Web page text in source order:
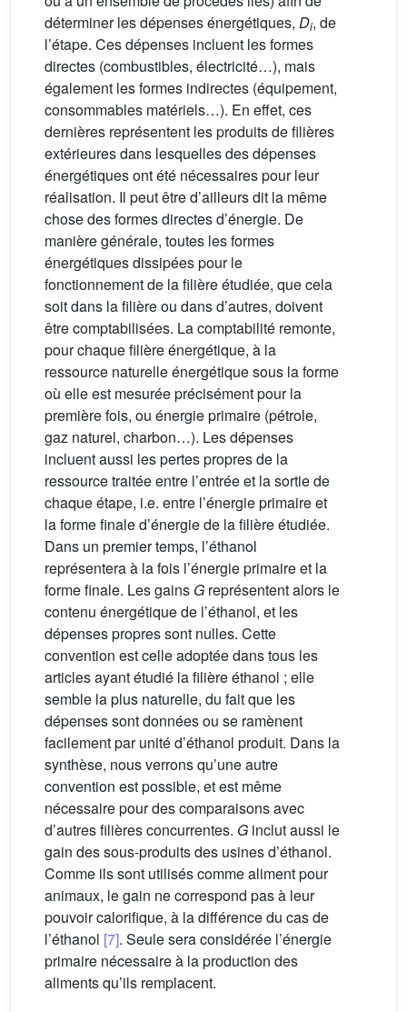
déterminer les dépenses énergétiques, Di, de
l’étape. Ces dépenses incluent les formes
directes (combustibles, électricité…), mais
également les formes indirectes (équipement,
consommables matériels…). En effet, ces
dernières représentent les produits de filières
extérieures dans lesquelles des dépenses
énergétiques ont été nécessaires pour leur
réalisation. Il peut être d’ailleurs dit la même
chose des formes directes d’énergie. De
manière générale, toutes les formes
énergétiques dissipées pour le
fonctionnement de la filière étudiée, que cela
soit dans la filière ou dans d’autres, doivent
être comptabilisées. La comptabilité remonte,
pour chaque filière énergétique, à la
ressource naturelle énergétique sous la forme
où elle est mesurée précisément pour la
première fois, ou énergie primaire (pétrole,
gaz naturel, charbon…). Les dépenses
incluent aussi les pertes propres de la
ressource traitée entre l’entrée et la sortie de
chaque étape, i.e. entre l’énergie primaire et
la forme finale d’énergie de la filière étudiée.
Dans un premier temps, l’éthanol
représentera à la fois l’énergie primaire et la
forme finale. Les gains G représentent alors le
contenu énergétique de l’éthanol, et les
dépenses propres sont nulles. Cette
convention est celle adoptée dans tous les
articles ayant étudié la filière éthanol ; elle
semble la plus naturelle, du fait que les
dépenses sont données ou se ramènent
facilement par unité d’éthanol produit. Dans la
synthèse, nous verrons qu’une autre
convention est possible, et est même
nécessaire pour des comparaisons avec
d’autres filières concurrentes. G inclut aussi le
gain des sous-produits des usines d’éthanol.
Comme ils sont utilisés comme aliment pour
animaux, le gain ne correspond pas à leur
pouvoir calorifique, à la différence du cas de
l’éthanol [7]. Seule sera considérée l’énergie
primaire nécessaire à la production des
aliments qu’ils remplacent.